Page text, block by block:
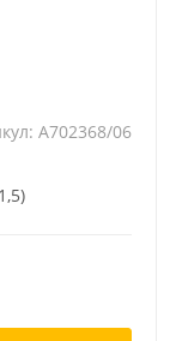
A702368/06